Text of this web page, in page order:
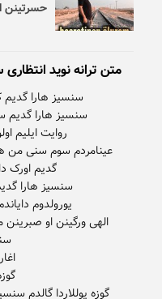
حسرتینن
متن ترانه نوید
عینامردم سوم سنی من
گوزه یوللاردا گالدم